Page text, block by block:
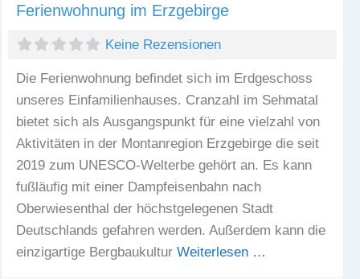
Ferienwohnung im Erzgebirge
Keine Rezensionen
Die Ferienwohnung befindet sich im Erdgeschoss
unseres Einfamilienhauses. Cranzahl im Sehmatal
bietet sich als Ausgangspunkt für eine vielzahl von
Aktivitäten in der Montanregion Erzgebirge die seit
2019 zum UNESCO-Welterbe gehört an. Es kann
fußläufig mit einer Dampfeisenbahn nach
Oberwiesenthal der höchstgelegenen Stadt
Deutschlands gefahren werden. Außerdem kann die
einzigartige Bergbaukultur Weiterlesen …